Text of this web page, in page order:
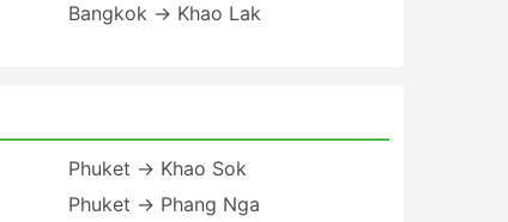
Bangkok → Khao Lak
Phuket → Khao Sok
Phuket → Phang Nga